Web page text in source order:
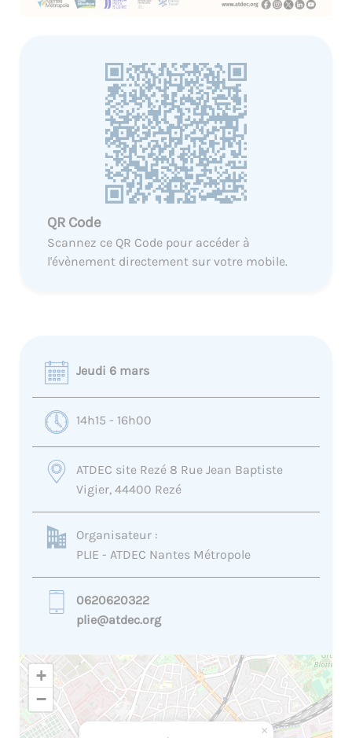
QR Code
Scannez ce QR Code pour accéder à
l'évènement directement sur votre mobile.
Jeudi 6 mars
14h15 - 16h00
ATDEC site Rezé 8 Rue Jean Baptiste
Vigier, 44400 Rezé
Organisateur :
PLIE - ATDEC Nantes Métropole
0620620322
plie@atdec.org
×
+
−